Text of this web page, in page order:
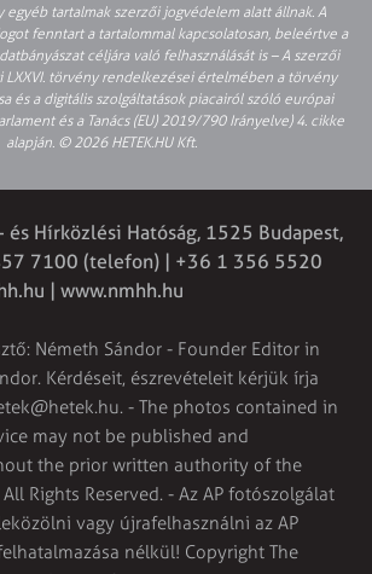
egyéb tartalmak szerzői jogvédelem alatt állnak. A
fenntart a tartalommal kapcsolatosan, beleértve a
céljára való felhasználását is – A szerzői
LXXVI. törvény rendelkezései értelmében a törvény
és a digitális szolgáltatások piacairól szóló európai
és a Tanács (EU) 2019/790 Irányelve) 4. cikke
alapján. © 2026 HETEK.HU Kft.
és Hírközlési Hatóság, 1525 Budapest,
7100 (telefon) | +36 1 356 5520
| www.nmhh.hu
Németh Sándor - Founder Editor in
Kérdéseit, észrevételeit kérjük írja
. - The photos contained in
may not be published and
the prior written authority of the
Rights Reserved. - Az AP fotószolgálat
vagy újrafelhasználni az AP
nélkül! Copyright The